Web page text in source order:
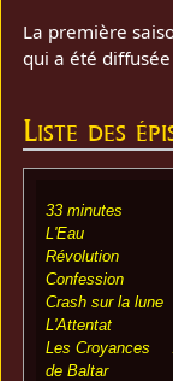
La première
qui a été
Liste des
33 minutes
L'Eau
Révolution
Confession
Crash sur la lune
L'Attentat
Les Croyances
de Baltar